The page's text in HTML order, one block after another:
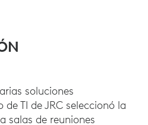
soluciones
TI de JRC seleccionó la
salas de reuniones